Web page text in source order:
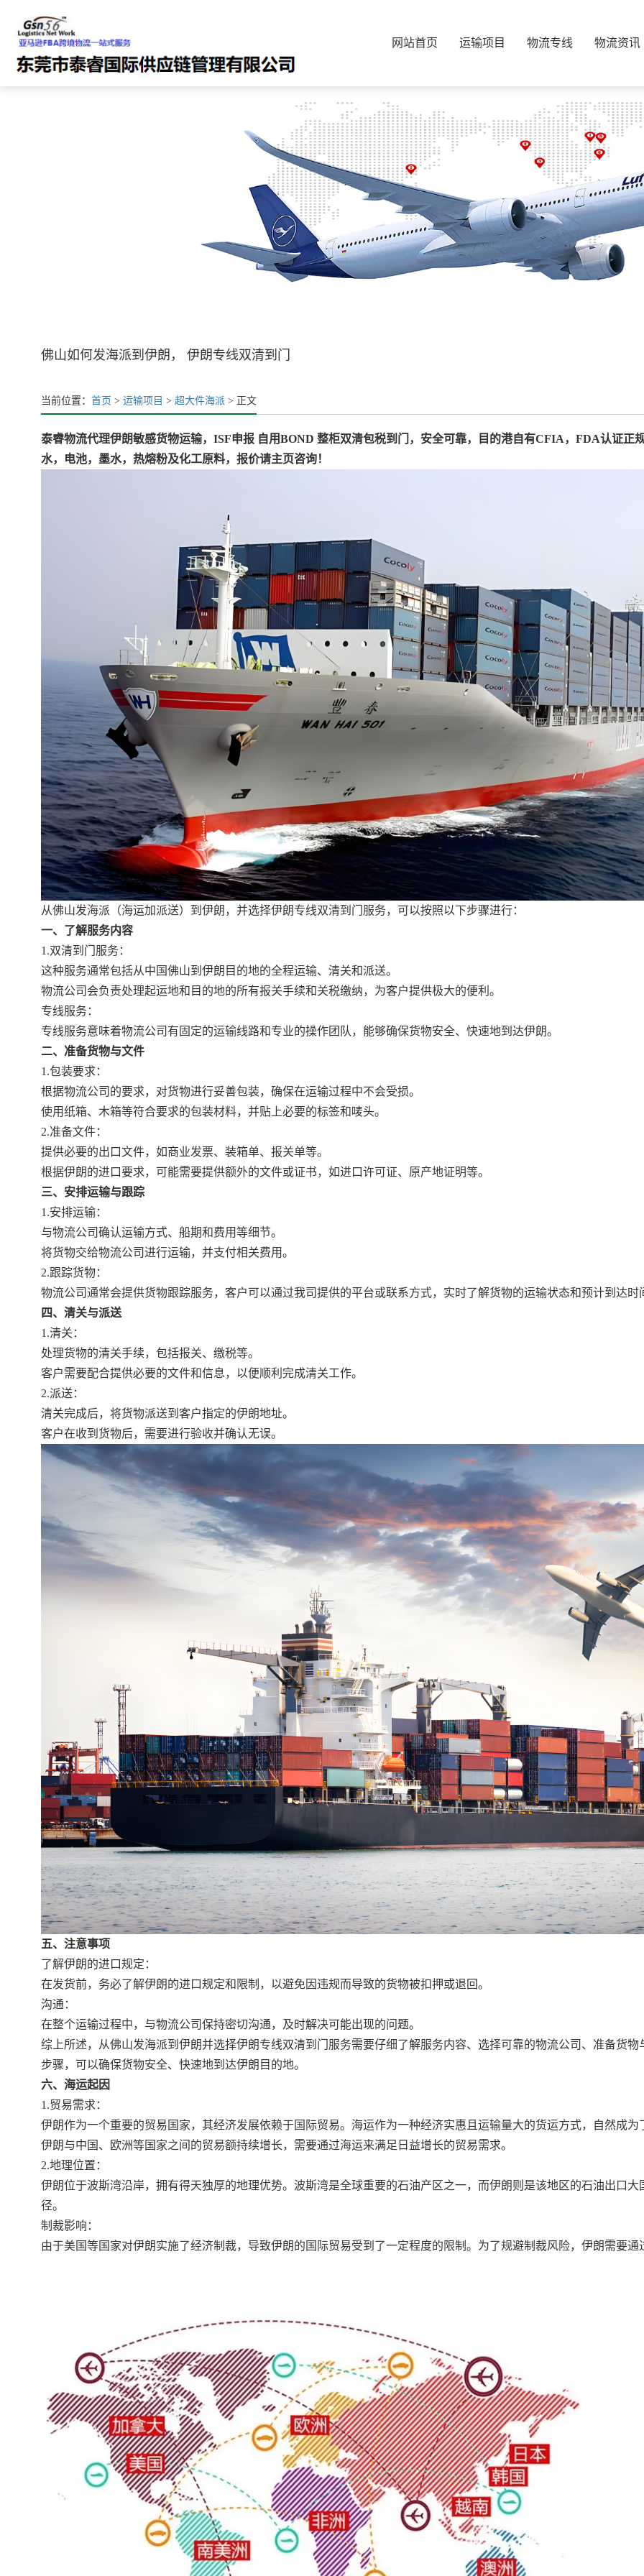
网站首页 运输项目 物流专线 物流资讯
佛山如何发海派到伊朗， 伊朗专线双清到门
当前位置： 首页 > 运输项目 > 超大件海派 > 正文
泰睿物流代理伊朗敏感货物运输，ISF申报 自用BOND 整柜双清包税到门，安全可靠，目的港自有CFIA，FDA认证正
水，电池，墨水，热熔粉及化工原料，报价请主页咨询！
从佛山发海派（海运加派送）到伊朗，并选择伊朗专线双清到门服务，可以按照以下步骤进行：
一、了解服务内容
1.双清到门服务：
这种服务通常包括从中国佛山到伊朗目的地的全程运输、清关和派送。
物流公司会负责处理起运地和目的地的所有报关手续和关税缴纳，为客户提供极大的便利。
专线服务：
专线服务意味着物流公司有固定的运输线路和专业的操作团队，能够确保货物安全、快速地到达伊朗。
二、准备货物与文件
1.包装要求：
根据物流公司的要求，对货物进行妥善包装，确保在运输过程中不会受损。
使用纸箱、木箱等符合要求的包装材料，并贴上必要的标签和唛头。
2.准备文件：
提供必要的出口文件，如商业发票、装箱单、报关单等。
根据伊朗的进口要求，可能需要提供额外的文件或证书，如进口许可证、原产地证明等。
三、安排运输与跟踪
1.安排运输：
与物流公司确认运输方式、船期和费用等细节。
将货物交给物流公司进行运输，并支付相关费用。
2.跟踪货物：
物流公司通常会提供货物跟踪服务，客户可以通过我司提供的平台或联系方式，实时了解货物的运输状态和预计到达时
四、清关与派送
1.清关：
处理货物的清关手续，包括报关、缴税等。
客户需要配合提供必要的文件和信息，以便顺利完成清关工作。
2.派送：
清关完成后，将货物派送到客户指定的伊朗地址。
客户在收到货物后，需要进行验收并确认无误。
五、注意事项
了解伊朗的进口规定：
在发货前，务必了解伊朗的进口规定和限制，以避免因违规而导致的货物被扣押或退回。
沟通：
在整个运输过程中，与物流公司保持密切沟通，及时解决可能出现的问题。
综上所述，从佛山发海派到伊朗并选择伊朗专线双清到门服务需要仔细了解服务内容、选择可靠的物流公司、准备货
步骤，可以确保货物安全、快速地到达伊朗目的地。
六、海运起因
1.贸易需求：
伊朗作为一个重要的贸易国家，其经济发展依赖于国际贸易。海运作为一种经济实惠且运输量大的货运方式，自然成
伊朗与中国、欧洲等国家之间的贸易额持续增长，需要通过海运来满足日益增长的贸易需求。
2.地理位置：
伊朗位于波斯湾沿岸，拥有得天独厚的地理优势。波斯湾是全球重要的石油产区之一，而伊朗则是该地区的石油出口
径。
制裁影响：
由于美国等国家对伊朗实施了经济制裁，导致伊朗的国际贸易受到了一定程度的限制。为了规避制裁风险，伊朗需要